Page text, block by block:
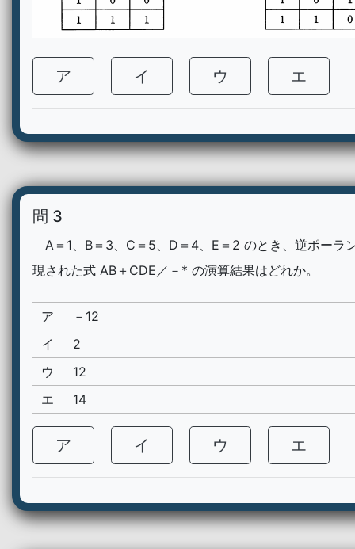
ア イ ウ エ
問 3
A＝1、B＝3、C＝5、D＝4、E＝2 のとき、逆ポーラ
現された式 AB＋CDE／－* の演算結果はどれか。
ア
－12
イ
2
ウ
12
エ
14
ア イ ウ エ